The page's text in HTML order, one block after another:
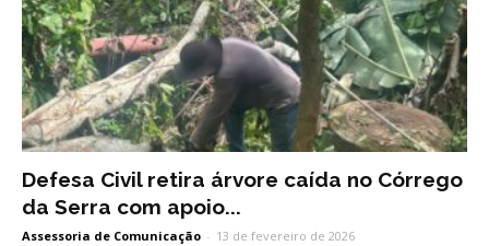
Defesa Civil retira árvore caída no Córrego
da Serra com apoio...
Assessoria de Comunicação - 13 de fevereiro de 2026